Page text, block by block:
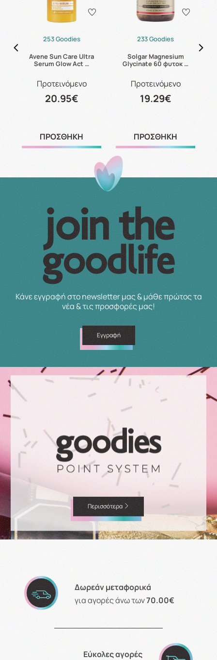
253 Goodies
Avene Sun Care Ultra
Serum Glow Act …
Προτεινόμενο
20.95€
ΠΡΟΣΘΗΚΗ
233 Goodies
Solgar Magnesium
Glycinate 60 φυτοκ …
Προτεινόμενο
19.29€
ΠΡΟΣΘΗΚΗ
Κάνε εγγραφή στο newsletter μας & μάθε πρώτος τα
νέα & τις προσφορές μας!
Εγγραφή
Περισσότερα
Δωρεάν μεταφορικά
για αγορές άνω των70.00€
Εύκολες αγορές